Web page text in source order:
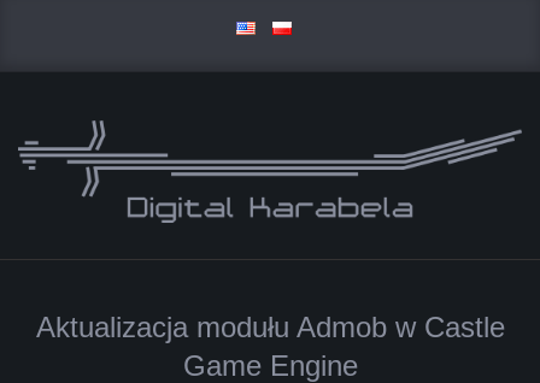
content
D
Menu
Aktualizacja modułu Admob w Castle
Game Engine